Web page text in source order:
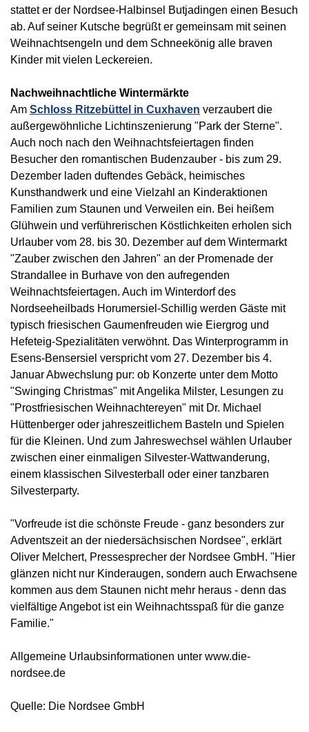
stattet er der Nordsee-Halbinsel Butjadingen einen Besuch
ab. Auf seiner Kutsche begrüßt er gemeinsam mit seinen
Weihnachtsengeln und dem Schneekönig alle braven
Kinder mit vielen Leckereien.
Nachweihnachtliche Wintermärkte
Am Schloss Ritzebüttel in Cuxhaven verzaubert die
außergewöhnliche Lichtinszenierung "Park der Sterne".
Auch noch nach den Weihnachtsfeiertagen finden
Besucher den romantischen Budenzauber - bis zum 29.
Dezember laden duftendes Gebäck, heimisches
Kunsthandwerk und eine Vielzahl an Kinderaktionen
Familien zum Staunen und Verweilen ein. Bei heißem
Glühwein und verführerischen Köstlichkeiten erholen sich
Urlauber vom 28. bis 30. Dezember auf dem Wintermarkt
"Zauber zwischen den Jahren" an der Promenade der
Strandallee in Burhave von den aufregenden
Weihnachtsfeiertagen. Auch im Winterdorf des
Nordseeheilbads Horumersiel-Schillig werden Gäste mit
typisch friesischen Gaumenfreuden wie Eiergrog und
Hefeteig-Spezialitäten verwöhnt. Das Winterprogramm in
Esens-Bensersiel verspricht vom 27. Dezember bis 4.
Januar Abwechslung pur: ob Konzerte unter dem Motto
"Swinging Christmas" mit Angelika Milster, Lesungen zu
"Prostfriesischen Weihnachtereyen" mit Dr. Michael
Hüttenberger oder jahreszeitlichem Basteln und Spielen
für die Kleinen. Und zum Jahreswechsel wählen Urlauber
zwischen einer einmaligen Silvester-Wattwanderung,
einem klassischen Silvesterball oder einer tanzbaren
Silvesterparty.
"Vorfreude ist die schönste Freude - ganz besonders zur
Adventszeit an der niedersächsischen Nordsee", erklärt
Oliver Melchert, Pressesprecher der Nordsee GmbH. "Hier
glänzen nicht nur Kinderaugen, sondern auch Erwachsene
kommen aus dem Staunen nicht mehr heraus - denn das
vielfältige Angebot ist ein Weihnachtsspaß für die ganze
Familie."
Allgemeine Urlaubsinformationen unter www.die-
nordsee.de
Quelle: Die Nordsee GmbH